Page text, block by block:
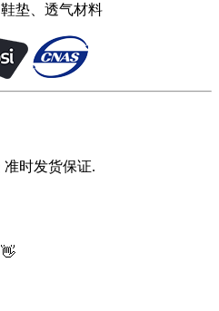
垫、透气材料
时发货保证.